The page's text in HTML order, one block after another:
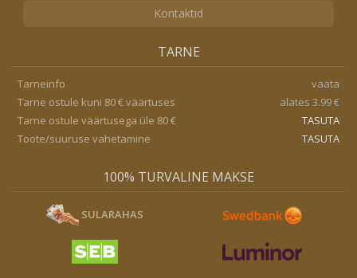
Kontaktid
TARNE
Tarneinfo
vaata
Tarne ostule kuni 80 € väärtuses
alates 3.99 €
Tarne ostule väärtusega üle 80 €
TASUTA
Toote/suuruse vahetamine
TASUTA
100% TURVALINE MAKSE
SULARAHAS